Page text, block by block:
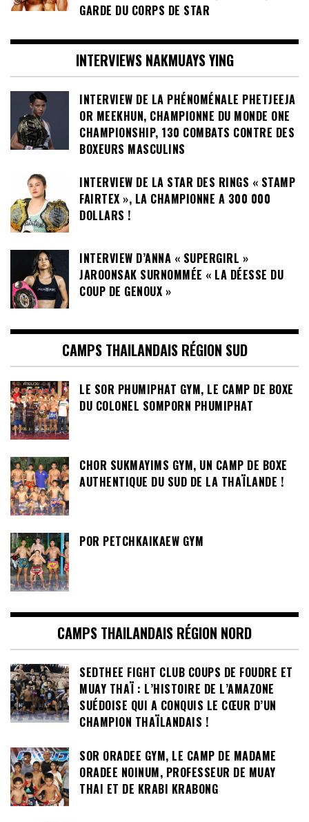
GARDE DU CORPS DE STAR
INTERVIEWS NAKMUAYS YING
INTERVIEW DE LA PHÉNOMÉNALE PHETJEEJA
OR MEEKHUN, CHAMPIONNE DU MONDE ONE
CHAMPIONSHIP, 130 COMBATS CONTRE DES
BOXEURS MASCULINS
INTERVIEW DE LA STAR DES RINGS « STAMP
FAIRTEX », LA CHAMPIONNE A 300 000
DOLLARS !
INTERVIEW D’ANNA « SUPERGIRL »
JAROONSAK SURNOMMÉE « LA DÉESSE DU
COUP DE GENOUX »
CAMPS THAILANDAIS RÉGION SUD
LE SOR PHUMIPHAT GYM, LE CAMP DE BOXE
DU COLONEL SOMPORN PHUMIPHAT
CHOR SUKMAYIMS GYM, UN CAMP DE BOXE
AUTHENTIQUE DU SUD DE LA THAÏLANDE !
POR PETCHKAIKAEW GYM
CAMPS THAILANDAIS RÉGION NORD
SEDTHEE FIGHT CLUB COUPS DE FOUDRE ET
MUAY THAÏ : L’HISTOIRE DE L’AMAZONE
SUÉDOISE QUI A CONQUIS LE CŒUR D’UN
CHAMPION THAÏLANDAIS !
SOR ORADEE GYM, LE CAMP DE MADAME
ORADEE NOINUM, PROFESSEUR DE MUAY
THAI ET DE KRABI KRABONG